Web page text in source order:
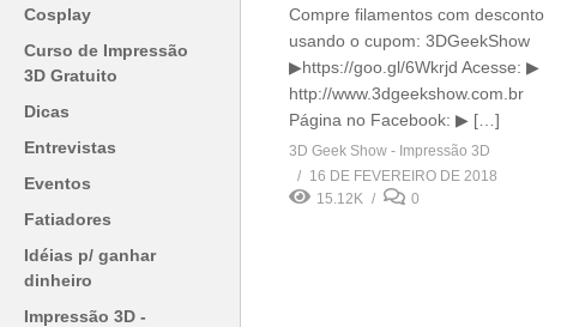
Cosplay
Curso de Impressão
3D Gratuito
Dicas
Entrevistas
Eventos
Fatiadores
Idéias p/ ganhar
dinheiro
Impressão 3D -
Compre filamentos com desconto
usando o cupom: 3DGeekShow
▶https://goo.gl/6Wkrjd Acesse: ▶
http://www.3dgeekshow.com.br
Página no Facebook: ▶ […]
3D Geek Show - Impressão 3D
16 DE FEVEREIRO DE 2018
15.12K
0